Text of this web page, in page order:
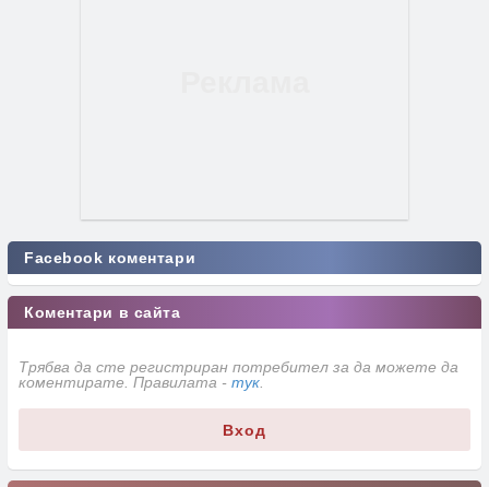
Facebook коментари
Коментари в сайта
Трябва да сте регистриран потребител за да можете да
коментирате. Правилата - тук
Вход